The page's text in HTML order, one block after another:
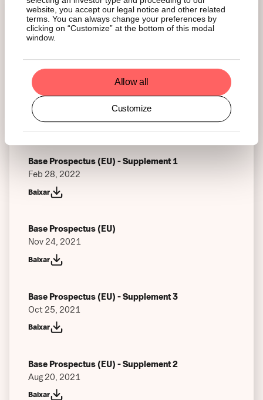
website, you accept our legal notice and other related
terms. You can always change your preferences by
clicking on “Customize” at the bottom of this modal
window.
Allow all
Customize
Base Prospectus (EU) - Supplement 3
Jul 19, 2022
Base Prospectus (EU) - Supplement 2
Apr 13, 2022
Baixar
Base Prospectus (EU) - Supplement 1
Feb 28, 2022
Baixar
Base Prospectus (EU)
Nov 24, 2021
Baixar
Base Prospectus (EU) - Supplement 3
Oct 25, 2021
Baixar
Base Prospectus (EU) - Supplement 2
Aug 20, 2021
Baixar